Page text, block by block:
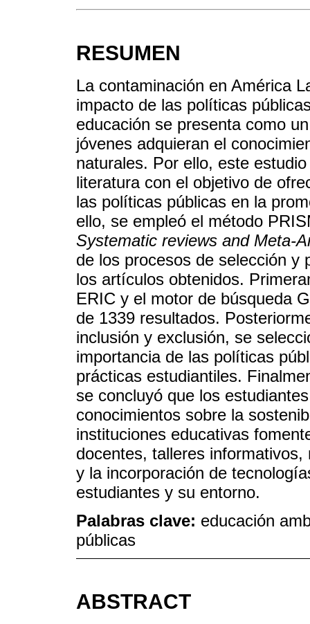
RESUMEN
La contaminación en América
impacto de las políticas
educación se presenta como
jóvenes adquieran el
naturales. Por ello, este
literatura con el objetivo de
las políticas públicas en la
ello, se empleó el método
Systematic reviews and Meta-
de los procesos de selección y
los artículos obtenidos.
ERIC y el motor de búsqueda
de 1339 resultados.
inclusión y exclusión, se
importancia de las políticas
prácticas estudiantiles.
se concluyó que los
conocimientos sobre la
instituciones educativas
docentes, talleres
y la incorporación de
estudiantes y su entorno.
Palabras clave: educación
públicas
ABSTRACT